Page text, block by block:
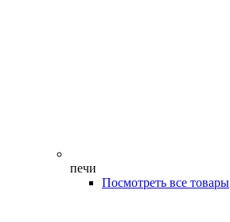
печи
Посмотреть все товары